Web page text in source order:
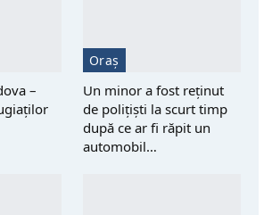
–
Oraș
Un minor a fost reţinut
de polițiști la scurt timp
după ce ar fi răpit un
automobil…